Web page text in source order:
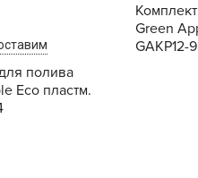
полива
Eco пластм.
Green
GAKP12-